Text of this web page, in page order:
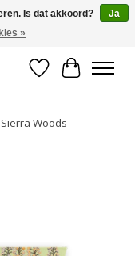
gezonde huid.
Verlanglijst
Woods
Is dat akkoord?
Ja
»